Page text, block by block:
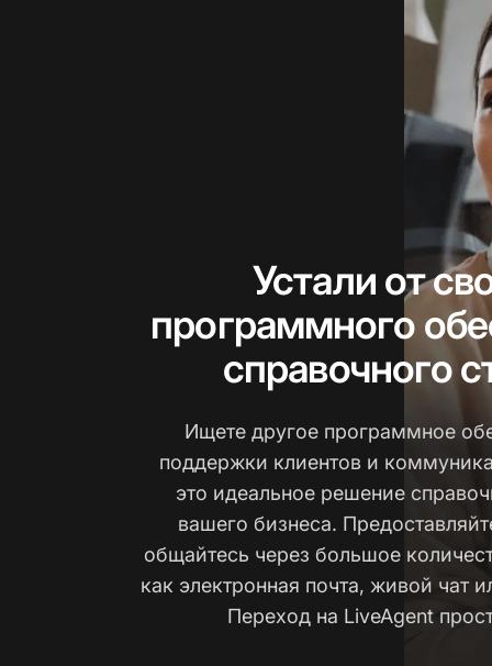
Устали от
программного
справочного
Ищете другое программное
поддержки клиентов и
это идеальное решение
вашего бизнеса.
общайтесь через большое
как электронная почта, живой чат
Переход на LiveAgent